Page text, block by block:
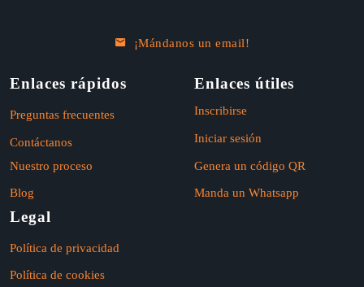
¡Mándanos un email!
Enlaces rápidos
Preguntas frecuentes
Contáctanos
Nuestro proceso
Blog
Enlaces útiles
Inscribirse
Iniciar sesión
Genera un código QR
Manda un Whatsapp
Legal
Política de privacidad
Política de cookies